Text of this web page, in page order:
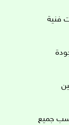
فنية
جميع